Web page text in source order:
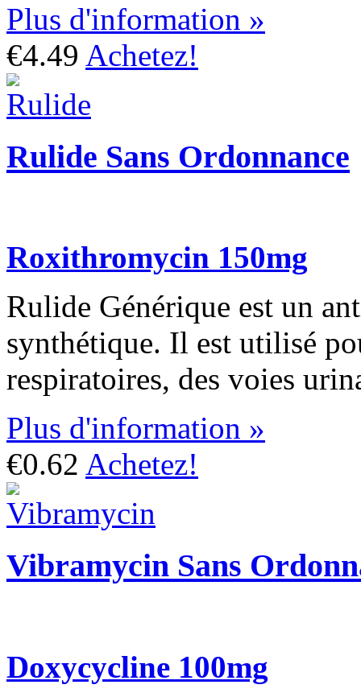
Plus d'information »
€4.49 Achetez!
Rulide Sans Ordonnance
Roxithromycin 150mg
Rulide Générique est un
synthétique. Il est utilisé
respiratoires, des voies
Plus d'information »
€0.62 Achetez!
Vibramycin Sans
Doxycycline 100mg